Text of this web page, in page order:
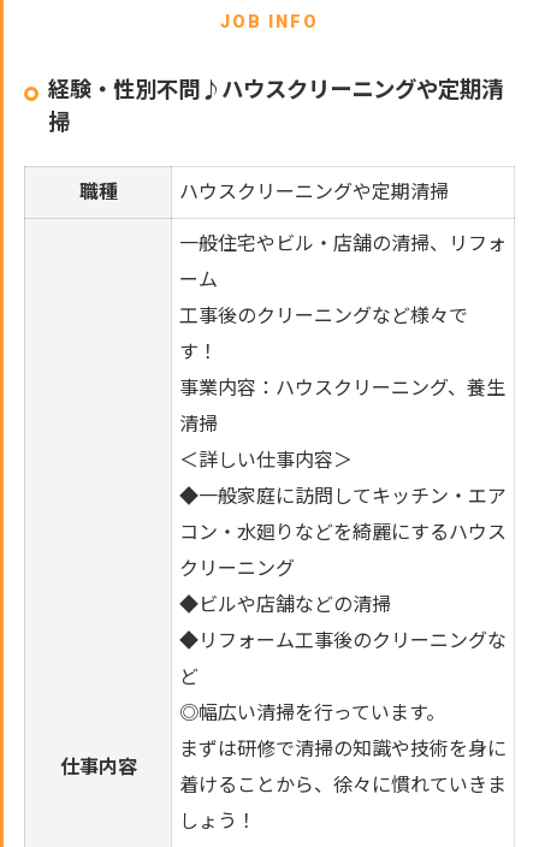
JOB INFO
経験・性別不問♪ハウスクリーニングや定期清
掃
職種 ハウスクリーニングや定期清掃
仕事内容
一般住宅やビル・店舗の清掃、リフォ
ーム
工事後のクリーニングなど様々で
す！
事業内容：ハウスクリーニング、養生
清掃
＜詳しい仕事内容＞
◆一般家庭に訪問してキッチン・エア
コン・水廻りなどを綺麗にするハウス
クリーニング
◆ビルや店舗などの清掃
◆リフォーム工事後のクリーニングな
ど
◎幅広い清掃を行っています。
まずは研修で清掃の知識や技術を身に
着けることから、徐々に慣れていきま
しょう！